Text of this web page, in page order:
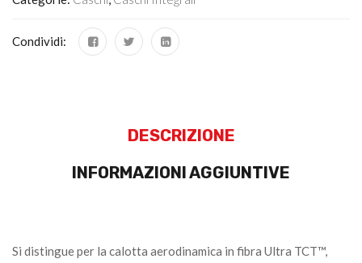
Condividi:
DESCRIZIONE
INFORMAZIONI AGGIUNTIVE
Si distingue per la calotta aerodinamica in fibra Ultra TCT™,